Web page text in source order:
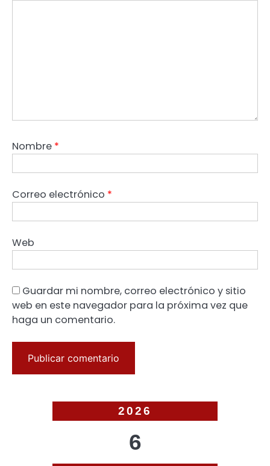
Nombre *
Correo electrónico *
Web
Guardar mi nombre, correo electrónico y sitio
web en este navegador para la próxima vez que
haga un comentario.
2026
6